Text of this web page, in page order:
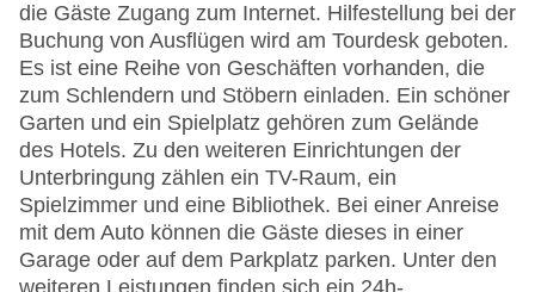
die Gäste Zugang zum Internet. Hilfestellung bei der
Buchung von Ausflügen wird am Tourdesk geboten.
Es ist eine Reihe von Geschäften vorhanden, die
zum Schlendern und Stöbern einladen. Ein schöner
Garten und ein Spielplatz gehören zum Gelände
des Hotels. Zu den weiteren Einrichtungen der
Unterbringung zählen ein TV-Raum, ein
Spielzimmer und eine Bibliothek. Bei einer Anreise
mit dem Auto können die Gäste dieses in einer
Garage oder auf dem Parkplatz parken. Unter den